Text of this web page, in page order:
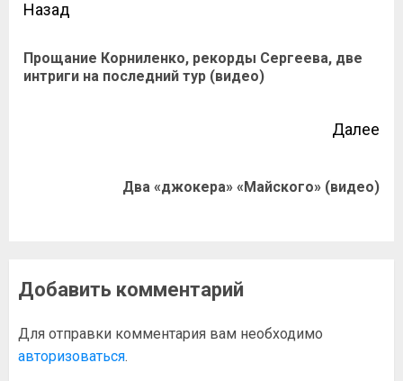
Назад
Прощание Корниленко, рекорды Сергеева, две
интриги на последний тур (видео)
Далее
Два «джокера» «Майского» (видео)
Добавить комментарий
Для отправки комментария вам необходимо
авторизоваться.